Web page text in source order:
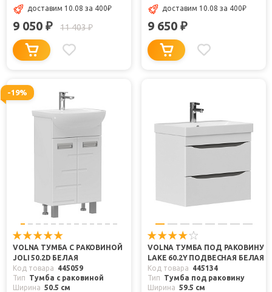
доставим 10.08 за 400₽
9 050 ₽ 11 403₽
доставим 10.08 за 400₽
9 650 ₽
-19%
VOLNA ТУМБА С РАКОВИНОЙ
JOLI 50.2D БЕЛАЯ
Код товара
445059
Тип
Тумба с раковиной
Ширина 50.5 см
VOLNA ТУМБА ПОД РАКОВИНУ
LAKE 60.2Y ПОДВЕСНАЯ БЕЛАЯ
Код товара
445134
Тип
Тумба под раковину
Ширина 59.5 см